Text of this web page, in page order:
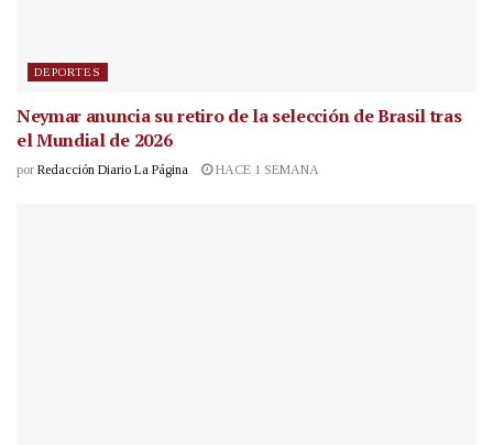
DEPORTES
Neymar anuncia su retiro de la selección de Brasil tras
el Mundial de 2026
por Redacción Diario La Página HACE 1 SEMANA